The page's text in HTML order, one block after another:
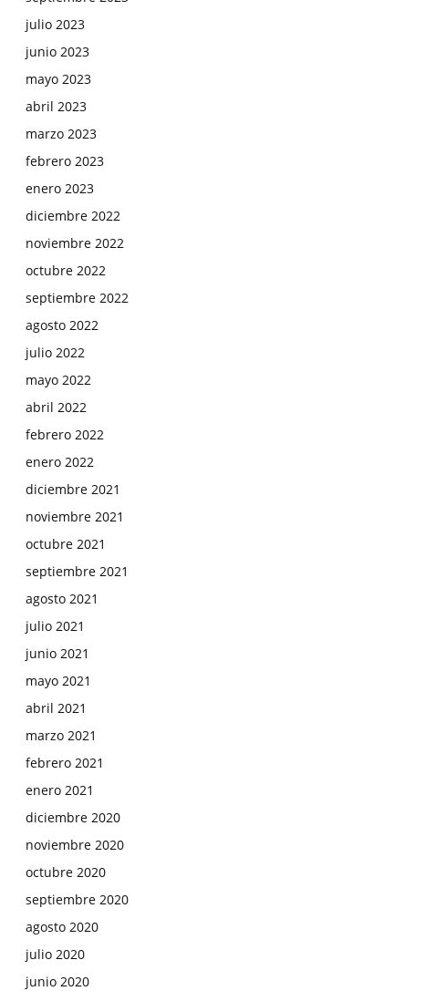
julio 2023
junio 2023
mayo 2023
abril 2023
marzo 2023
febrero 2023
enero 2023
diciembre 2022
noviembre 2022
octubre 2022
septiembre 2022
agosto 2022
julio 2022
mayo 2022
abril 2022
febrero 2022
enero 2022
diciembre 2021
noviembre 2021
octubre 2021
septiembre 2021
agosto 2021
julio 2021
junio 2021
mayo 2021
abril 2021
marzo 2021
febrero 2021
enero 2021
diciembre 2020
noviembre 2020
octubre 2020
septiembre 2020
agosto 2020
julio 2020
junio 2020